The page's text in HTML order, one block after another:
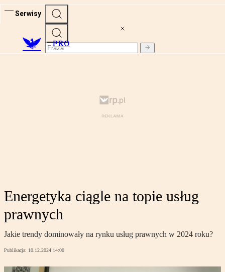
Serwisy
PRO
Energetyka ciągle na topie usług
prawnych
Jakie trendy dominowały na rynku usług prawnych w 2024 roku?
Publikacja: 10.12.2024 14:00